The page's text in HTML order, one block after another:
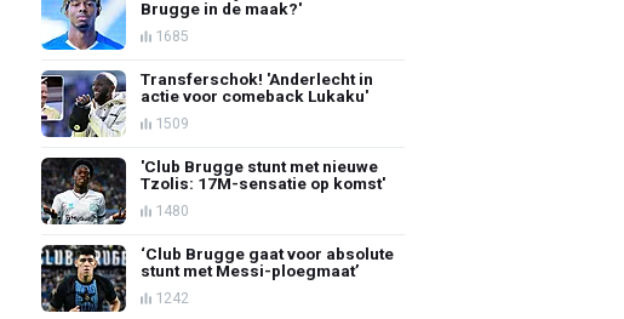
Brugge in de maak?'
1685
Transferschok! 'Anderlecht in
actie voor comeback Lukaku'
1509
'Club Brugge stunt met nieuwe
Tzolis: 17M-sensatie op komst'
1480
‘Club Brugge gaat voor absolute
stunt met Messi-ploegmaat’
1242